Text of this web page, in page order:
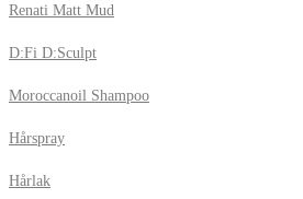
Renati Matt Mud
D:Fi D:Sculpt
Moroccanoil Shampoo
Hårspray
Hårlak